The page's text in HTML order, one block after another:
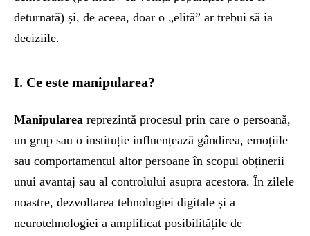
deturnată) și, de aceea, doar o „elită” ar trebui să ia
deciziile.
I. Ce este manipularea?
Manipularea reprezintă procesul prin care o persoană,
un grup sau o instituție influențează gândirea, emoțiile
sau comportamentul altor persoane în scopul obținerii
unui avantaj sau al controlului asupra acestora. În zilele
noastre, dezvoltarea tehnologiei digitale și a
neurotehnologiei a amplificat posibilitățile de